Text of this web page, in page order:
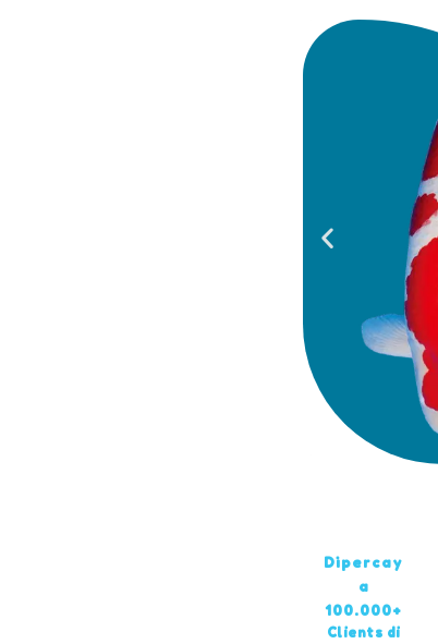
Dipercay
a
100.000+
Clients di